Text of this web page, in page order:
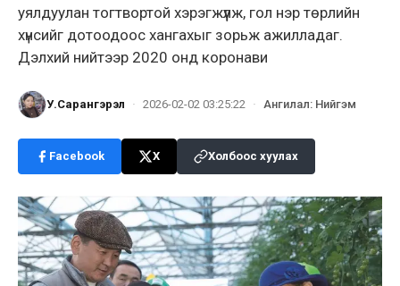
уялдуулан тогтвортой хэрэгжүүлж, гол нэр төрлийн
хүнсийг дотоодоос хангахыг зорьж ажилладаг.
Дэлхий нийтээр 2020 онд коронави
У.Сарангэрэл · 2026-02-02 03:25:22 · Ангилал: Нийгэм
Facebook X Холбоос хуулах